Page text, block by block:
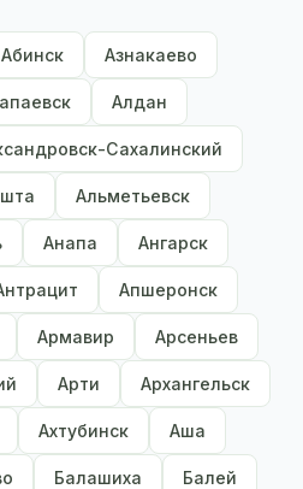
Абинск Азнакаево
Алдан
Сахалинский
Альметьевск
Анапа Ангарск
Апшеронск
Армавир Арсеньев
Арти Архангельск
Ахтубинск Аша
Балашиха Балей